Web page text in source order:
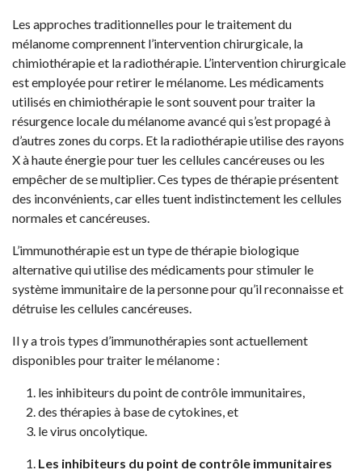
Les approches traditionnelles pour le traitement du
mélanome comprennent l’intervention chirurgicale, la
chimiothérapie et la radiothérapie. L’intervention chirurgicale
est employée pour retirer le mélanome. Les médicaments
utilisés en chimiothérapie le sont souvent pour traiter la
résurgence locale du mélanome avancé qui s’est propagé à
d’autres zones du corps. Et la radiothérapie utilise des rayons
X à haute énergie pour tuer les cellules cancéreuses ou les
empêcher de se multiplier. Ces types de thérapie présentent
des inconvénients, car elles tuent indistinctement les cellules
normales et cancéreuses.
L’immunothérapie est un type de thérapie biologique
alternative qui utilise des médicaments pour stimuler le
système immunitaire de la personne pour qu’il reconnaisse et
détruise les cellules cancéreuses.
Il y a trois types d’immunothérapies sont actuellement
disponibles pour traiter le mélanome :
les inhibiteurs du point de contrôle immunitaires,
des thérapies à base de cytokines, et
le virus oncolytique.
Les inhibiteurs du point de contrôle immunitaires